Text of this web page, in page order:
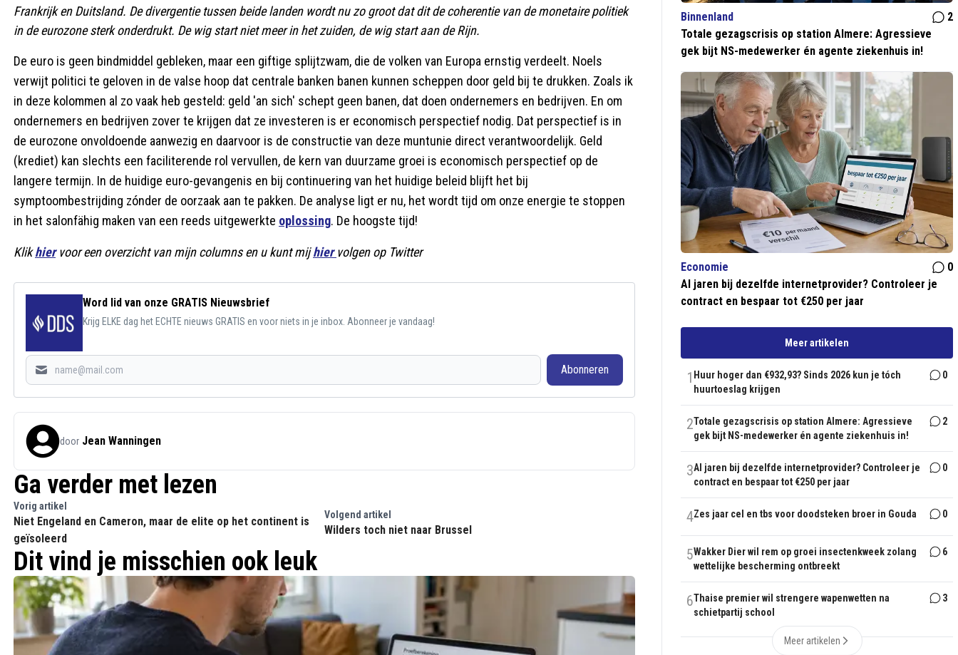
Frankrijk en Duitsland. De divergentie tussen beide landen wordt nu zo groot dat dit de coherentie van de monetaire politiek
in de eurozone sterk onderdrukt. De wig start niet meer in het zuiden, de wig start aan de Rijn.
De euro is geen bindmiddel gebleken, maar een giftige splijtzwam, die de volken van Europa ernstig verdeelt. Noels
verwijt politici te geloven in de valse hoop dat centrale banken banen kunnen scheppen door geld bij te drukken. Zoals ik
in deze kolommen al zo vaak heb gesteld: geld 'an sich' schept geen banen, dat doen ondernemers en bedrijven. En om
ondernemers en bedrijven zover te krijgen dat ze investeren is er economisch perspectief nodig. Dat perspectief is in
de eurozone onvoldoende aanwezig en daarvoor is de constructie van deze muntunie direct verantwoordelijk. Geld
(krediet) kan slechts een faciliterende rol vervullen, de kern van duurzame groei is economisch perspectief op de
langere termijn. In de huidige euro-gevangenis en bij continuering van het huidige beleid blijft het bij
symptoombestrijding zónder de oorzaak aan te pakken. De analyse ligt er nu, het wordt tijd om onze energie te stoppen
in het salonfähig maken van een reeds uitgewerkte oplossing. De hoogste tijd!
Klikhiervoor een overzicht van mijn columns en u kunt mijhiervolgen op Twitter
Word lid van onze GRATIS Nieuwsbrief
Krijg ELKE dag het ECHTE nieuws GRATIS en voor niets in je inbox. Abonneer je vandaag!
Abonneren
door Jean Wanningen
Ga verder met lezen
Vorig artikel
Niet Engeland en Cameron, maar de elite op het continent is
geïsoleerd
Volgend artikel
Wilders toch niet naar Brussel
Dit vind je misschien ook leuk
Binnenland
2
Totale gezagscrisis op station Almere: Agressieve
gek bijt NS-medewerker én agente ziekenhuis in!
Economie
0
Al jaren bij dezelfde internetprovider? Controleer je
contract en bespaar tot €250 per jaar
Meer artikelen
1 Huur hoger dan €932,93? Sinds 2026 kun je tóch
huurtoeslag krijgen
0
2Totale gezagscrisis op station Almere: Agressieve
gek bijt NS-medewerker én agente ziekenhuis in!
2
3Al jaren bij dezelfde internetprovider? Controleer je
contract en bespaar tot €250 per jaar
0
4Zes jaar cel en tbs voor doodsteken broer in Gouda 0
5Wakker Dier wil rem op groei insectenkweek zolang
wettelijke bescherming ontbreekt
6
6Thaise premier wil strengere wapenwetten na
schietpartij school
3
Meer artikelen